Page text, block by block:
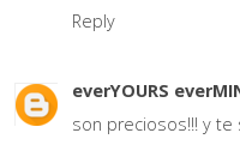
Reply
everYOURS
son preciosos!!! y